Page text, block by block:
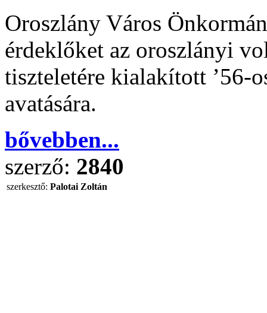
Oroszlány Város
érdeklőket az oroszlányi
tiszteletére kialakított ’56-
avatására.
bővebben...
szerző: 2840
szerkesztő: Palotai Zoltán